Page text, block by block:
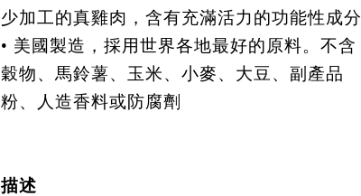
少加工的真雞肉，含有充滿活力的功能性成分
• 美國製造，採用世界各地最好的原料。不含
穀物、馬鈴薯、玉米、小麥、大豆、副產品
粉、人造香料或防腐劑
描述